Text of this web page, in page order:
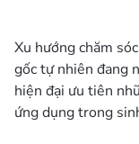
Xu hướng chăm
gốc tự nhiên đang
hiện đại ưu tiên
ứng dụng trong